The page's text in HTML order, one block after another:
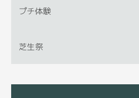
プチ体験
芝生祭